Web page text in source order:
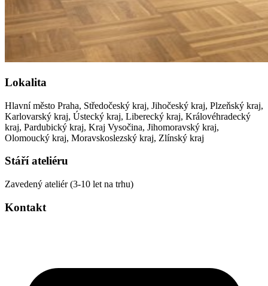
Lokalita
Hlavní město Praha, Středočeský kraj, Jihočeský kraj, Plzeňský kraj,
Karlovarský kraj, Ústecký kraj, Liberecký kraj, Královéhradecký
kraj, Pardubický kraj, Kraj Vysočina, Jihomoravský kraj,
Olomoucký kraj, Moravskoslezský kraj, Zlínský kraj
Stáří ateliéru
Zavedený ateliér (3-10 let na trhu)
Kontakt